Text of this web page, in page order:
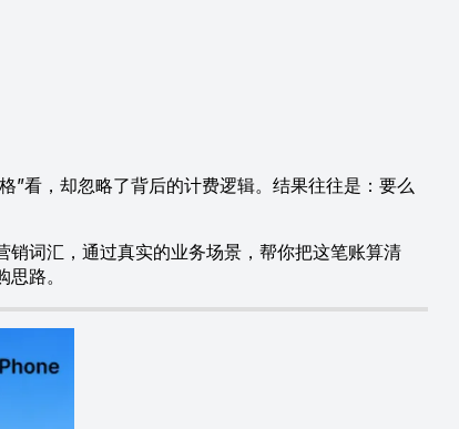
看，却忽略了背后的计费逻辑。结果往往是：要么
词汇，通过真实的业务场景，帮你把这笔账算清
路。